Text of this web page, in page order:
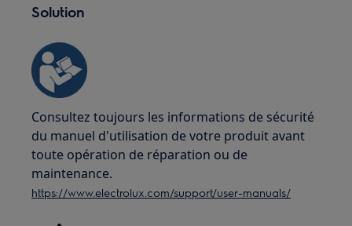
Solution
Consultez toujours les informations de sécurité
du manuel d'utilisation de votre produit avant
toute opération de réparation ou de
maintenance.
https://www.electrolux.com/support/user-manuals/